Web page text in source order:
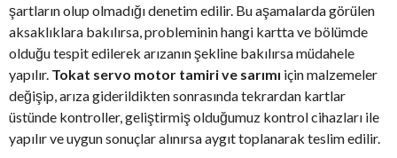
şartların olup olmadığı denetim edilir. Bu aşamalarda görülen
aksaklıklara bakılırsa, probleminin hangi kartta ve bölümde
olduğu tespit edilerek arızanın şekline bakılırsa müdahele
yapılır. Tokat servo motor tamiri ve sarımı için malzemeler
değişip, arıza giderildikten sonrasında tekrardan kartlar
üstünde kontroller, geliştirmiş olduğumuz kontrol cihazları ile
yapılır ve uygun sonuçlar alınırsa aygıt toplanarak teslim edilir.